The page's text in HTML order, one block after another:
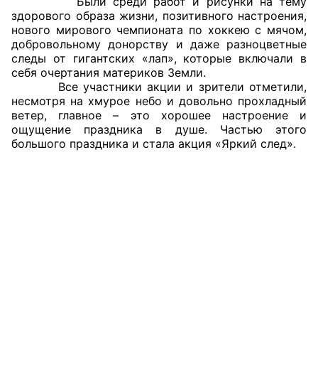
здорового образа жизни, позитивного настроения,
нового мирового чемпионата по хоккею с мячом,
добровольному донорству и даже разноцветные
следы от гигантских «лап», которые включали в
себя очертания материков Земли.
Все участники акции и зрители отметили,
несмотря на хмурое небо и довольно прохладный
ветер, главное – это хорошее настроение и
ощущение праздника в душе. Частью этого
большого праздника и стала акция «Яркий след».